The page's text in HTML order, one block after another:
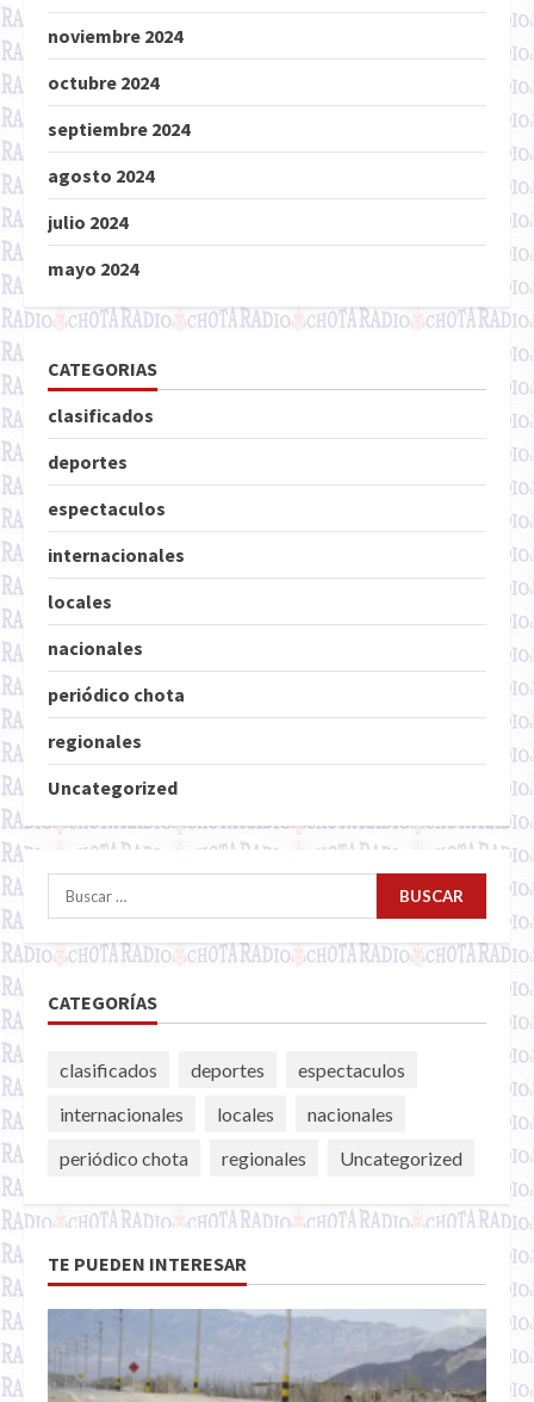
noviembre 2024
octubre 2024
septiembre 2024
agosto 2024
julio 2024
mayo 2024
CATEGORIAS
clasificados
deportes
espectaculos
internacionales
locales
nacionales
periódico chota
regionales
Uncategorized
Buscar:
CATEGORÍAS
clasificados deportes
espectaculos
internacionales
locales
nacionales
periódico chota
regionales Uncategorized
TE PUEDEN INTERESAR